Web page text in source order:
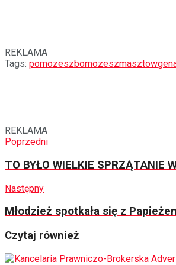
REKLAMA
Tags:
REKLAMA
Poprzedni
TO BYŁO WIELKIE SPRZĄTANIE
Następny
Młodzież spotkała się z
Czytaj również